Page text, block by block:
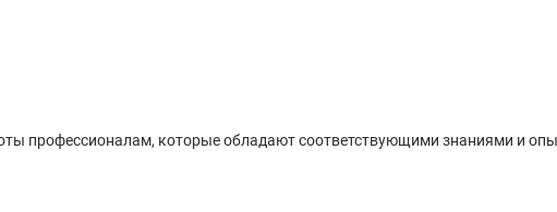
профессионалам, которые обладают соответствующими знаниями и